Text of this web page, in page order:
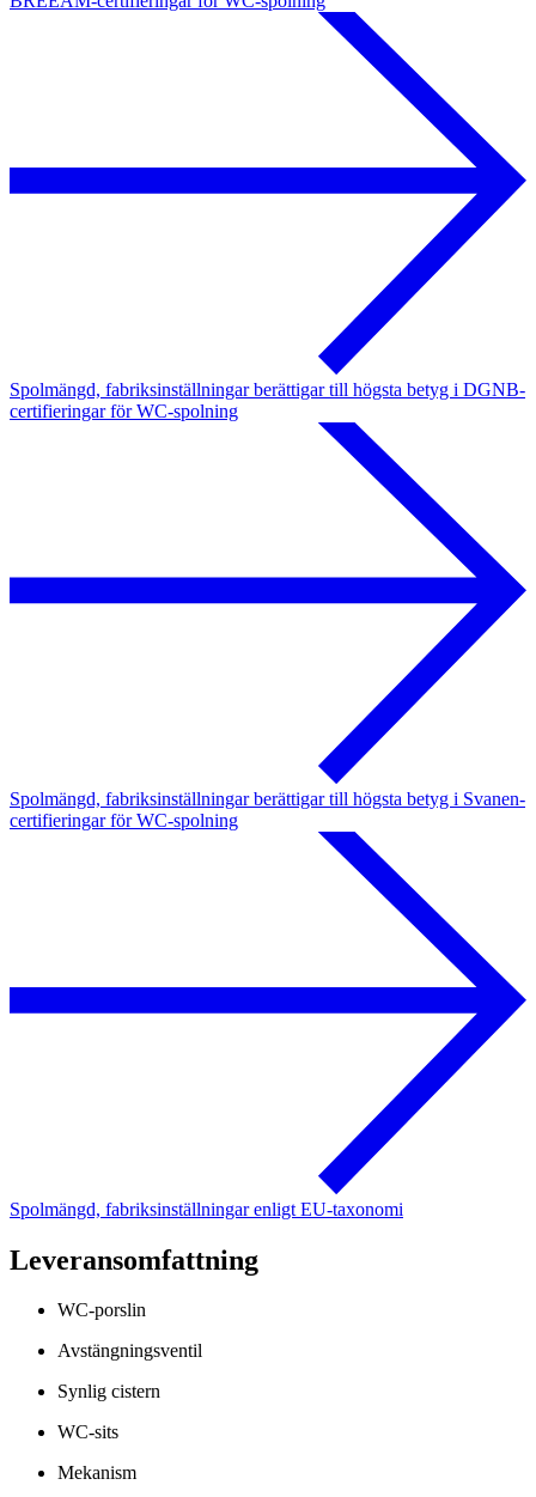
Spolmängd, fabriksinställningar berättigar till högsta betyg i DGNB-
certifieringar för WC-spolning
Spolmängd, fabriksinställningar berättigar till högsta betyg i Svanen-
certifieringar för WC-spolning
Spolmängd, fabriksinställningar enligt EU-taxonomi
Leveransomfattning
WC-porslin
Avstängningsventil
Synlig cistern
WC-sits
Mekanism